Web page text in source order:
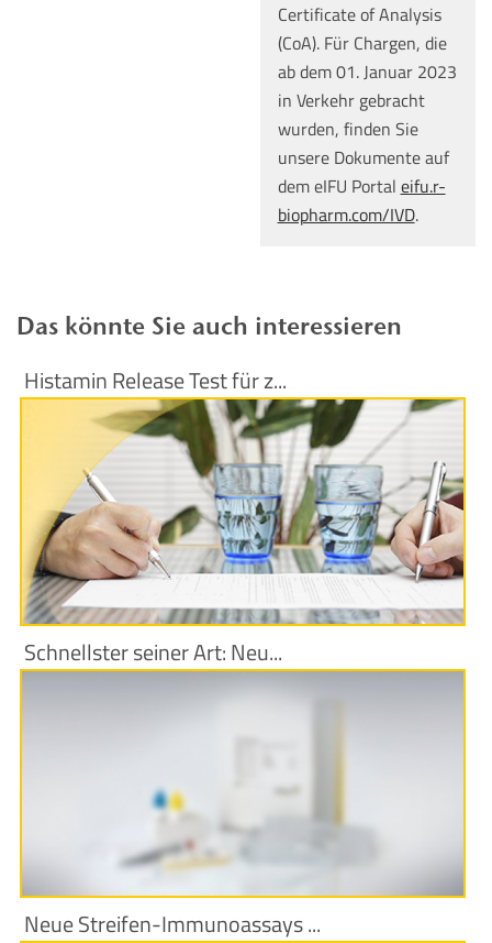
Certificate of Analysis
(CoA). Für Chargen, die
ab dem 01. Januar 2023
in Verkehr gebracht
wurden, finden Sie
unsere Dokumente auf
dem eIFU Portal eifu.r-
biopharm.com/IVD.
Das könnte Sie auch interessieren
Histamin Release Test für z...
Produktinformationen
Schnellster seiner Art: Neu...
Neue Streifen-Immunoassays ...